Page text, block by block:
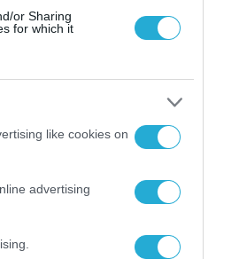
or Sharing
for which it
like cookies on
advertising
δυνατότητες
όπως
ανάλυση της
(HRV) και του
είναι μια
από
το ιδανικό για
καθ’ όλη